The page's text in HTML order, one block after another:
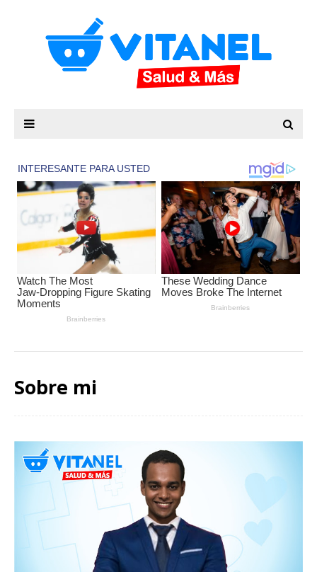
Sobre mi